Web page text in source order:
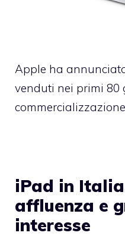
Apple ha
venduti nei primi 80
iPad in
affluenza e
interesse